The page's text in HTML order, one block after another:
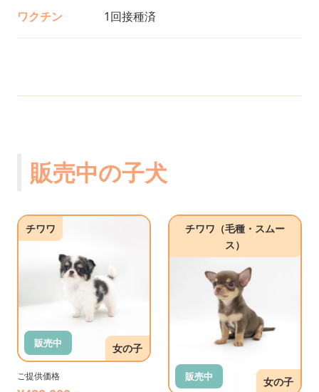
ワクチン 1回接種済
販売中の子犬
チワワ
販売中 女の子
ご提供価格
チワワ（毛種・スムー
ス）
販売中 女の子